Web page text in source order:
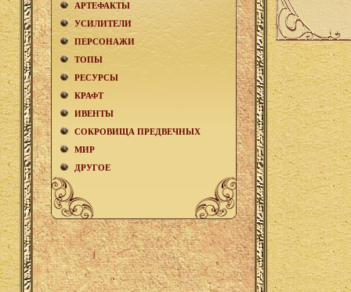
АРТЕФАКТЫ
УСИЛИТЕЛИ
ПЕРСОНАЖИ
ТОПЫ
РЕСУРСЫ
КРАФТ
ИВЕНТЫ
СОКРОВИЩА ПРЕДВЕЧНЫХ
МИР
ДРУГОЕ